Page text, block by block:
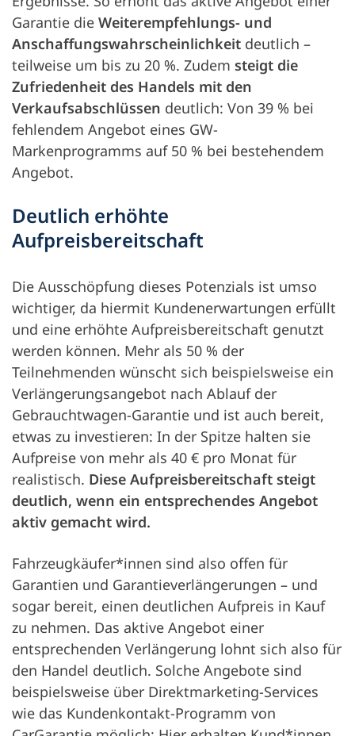
Garantie die Weiterempfehlungs- und
Anschaffungswahrscheinlichkeit deutlich –
teilweise um bis zu 20 %. Zudem steigt die
Zufriedenheit des Handels mit den
Verkaufsabschlüssen deutlich: Von 39 % bei
fehlendem Angebot eines GW-
Markenprogramms auf 50 % bei bestehendem
Angebot.
Deutlich erhöhte
Aufpreisbereitschaft
Die Ausschöpfung dieses Potenzials ist umso
wichtiger, da hiermit Kundenerwartungen erfüllt
und eine erhöhte Aufpreisbereitschaft genutzt
werden können. Mehr als 50 % der
Teilnehmenden wünscht sich beispielsweise ein
Verlängerungsangebot nach Ablauf der
Gebrauchtwagen-Garantie und ist auch bereit,
etwas zu investieren: In der Spitze halten sie
Aufpreise von mehr als 40 € pro Monat für
realistisch. Diese Aufpreisbereitschaft steigt
deutlich, wenn ein entsprechendes Angebot
aktiv gemacht wird.
Fahrzeugkäufer*innen sind also offen für
Garantien und Garantieverlängerungen – und
sogar bereit, einen deutlichen Aufpreis in Kauf
zu nehmen. Das aktive Angebot einer
entsprechenden Verlängerung lohnt sich also für
den Handel deutlich. Solche Angebote sind
beispielsweise über Direktmarketing-Services
wie das Kundenkontakt-Programm von